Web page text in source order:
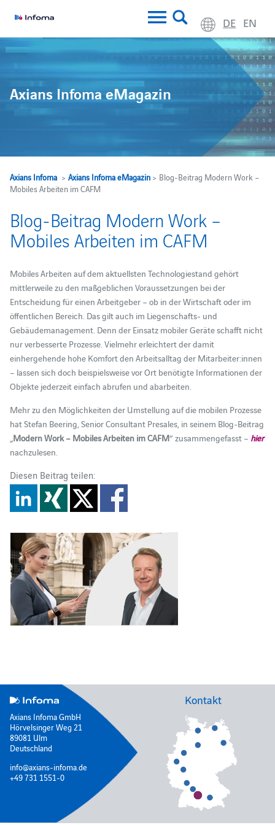
DE EN
Axians Infoma eMagazin
Axians Infoma> Axians Infoma eMagazin> Blog-Beitrag Modern Work –
Mobiles Arbeiten im CAFM
Blog-Beitrag Modern Work –
Mobiles Arbeiten im CAFM
Mobiles Arbeiten auf dem aktuellsten Technologiestand gehört
mittlerweile zu den maßgeblichen Voraussetzungen bei der
Entscheidung für einen Arbeitgeber – ob in der Wirtschaft oder im
öffentlichen Bereich. Das gilt auch im Liegenschafts- und
Gebäudemanagement. Denn der Einsatz mobiler Geräte schafft nicht
nur verbesserte Prozesse. Vielmehr erleichtert der damit
einhergehende hohe Komfort den Arbeitsalltag der Mitarbeiter:innen
– lassen sich doch beispielsweise vor Ort benötigte Informationen der
Objekte jederzeit einfach abrufen und abarbeiten.
Mehr zu den Möglichkeiten der Umstellung auf die mobilen Prozesse
hat Stefan Beering, Senior Consultant Presales, in seinem Blog-Beitrag
„Modern Work – Mobiles Arbeiten im CAFM“ zusammengefasst – hier
nachzulesen.
Diesen Beitrag teilen:
Axians Infoma GmbH
Hörvelsinger Weg 21
89081 Ulm
Deutschland
info@axians-infoma.de
+49 731 1551-0
Kontakt